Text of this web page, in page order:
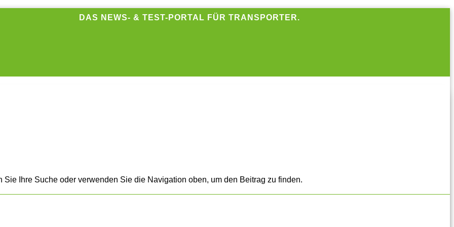
DAS NEWS- & TEST-PORTAL FÜR TRANSPORTER.
Ihre Suche oder verwenden Sie die Navigation oben, um den Beitrag zu finden.